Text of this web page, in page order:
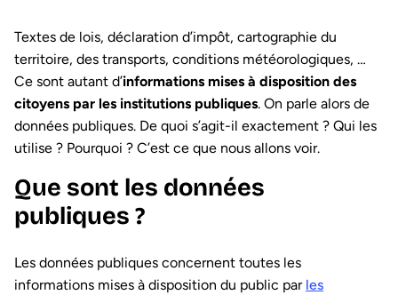
Textes de lois, déclaration d’impôt, cartographie du
territoire, des transports, conditions météorologiques, …
Ce sont autant d’informations mises à disposition des
citoyens par les institutions publiques. On parle alors de
données publiques. De quoi s’agit-il exactement ? Qui les
utilise ? Pourquoi ? C’est ce que nous allons voir.
Que sont les données
publiques ?
Les données publiques concernent toutes les
informations mises à disposition du public par les